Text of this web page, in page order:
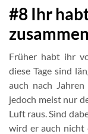
#8 Ihr
zusammen
Früher habt ihr
diese Tage sind
auch nach
jedoch meist nur
Luft raus. Sind
wird er auch nicht